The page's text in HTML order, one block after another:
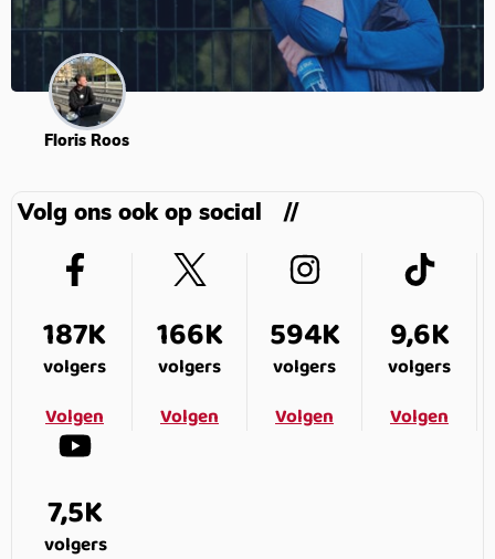
Floris Roos
Volg ons ook op social
187K
volgers
Volgen
166K
volgers
Volgen
594K
volgers
Volgen
9,6K
volgers
Volgen
7,5K
volgers